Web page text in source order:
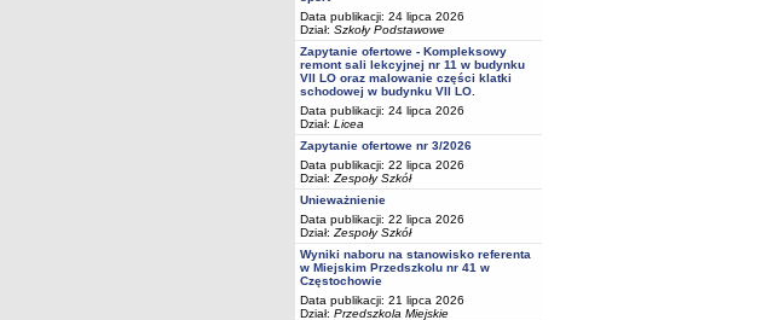
Data publikacji: 24 lipca 2026
Dział: Szkoły Podstawowe
Zapytanie ofertowe - Kompleksowy
remont sali lekcyjnej nr 11 w budynku
VII LO oraz malowanie części klatki
schodowej w budynku VII LO.
Data publikacji: 24 lipca 2026
Dział: Licea
Zapytanie ofertowe nr 3/2026
Data publikacji: 22 lipca 2026
Dział: Zespoły Szkół
Unieważnienie
Data publikacji: 22 lipca 2026
Dział: Zespoły Szkół
Wyniki naboru na stanowisko referenta
w Miejskim Przedszkolu nr 41 w
Częstochowie
Data publikacji: 21 lipca 2026
Dział: Przedszkola Miejskie